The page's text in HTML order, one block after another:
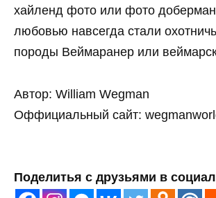
хайленд фото или фото
любовью навсегда стали
породы Веймаранер или
Автор: William Wegman
Оффициальный сайт:
Поделитья с друзьями в